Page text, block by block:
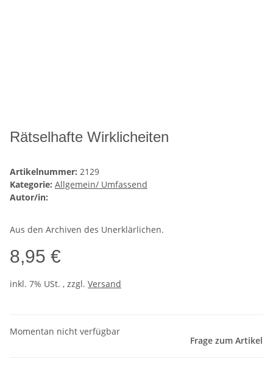
Rätselhafte Wirklicheiten
Artikelnummer: 2129
Kategorie: Allgemein/ Umfassend
Autor/in:
Aus den Archiven des Unerklärlichen.
8,95 €
inkl. 7% USt. , zzgl. Versand
Momentan nicht verfügbar
Frage zum Artikel